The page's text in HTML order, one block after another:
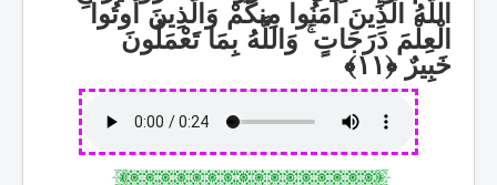
اللَّهُ الَّذِينَ آمَنُوا مِنكُمْ وَالَّذِينَ أُوتُوا
الْعِلْمَ دَرَجَاتٍۚوَاللَّهُ بِمَا تَعْمَلُونَ
خَبِيرٌ